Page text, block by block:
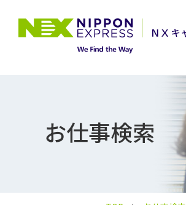
お仕事検索